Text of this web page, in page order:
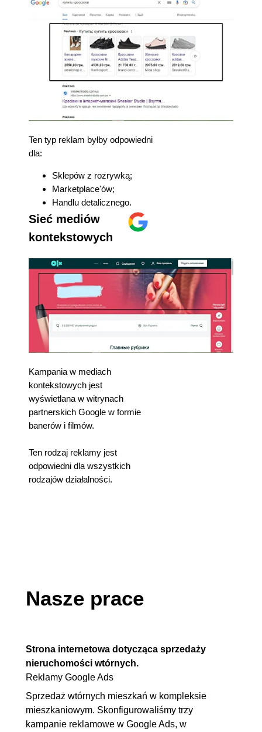
Ten typ reklam byłby odpowiedni
dla:
Sklepów z rozrywką;
Marketplace'ów;
Handlu detalicznego.
Sieć mediów
kontekstowych
Kampania w mediach
kontekstowych jest
wyświetlana w witrynach
partnerskich Google w formie
banerów i filmów.
Ten rodzaj reklamy jest
odpowiedni dla wszystkich
rodzajów działalności.
Nasze prace
Strona internetowa dotycząca sprzedaży
nieruchomości wtórnych.
Reklamy Google Ads
Sprzedaż wtórnych mieszkań w kompleksie
mieszkaniowym. Skonfigurowaliśmy trzy
kampanie reklamowe w Google Ads, w